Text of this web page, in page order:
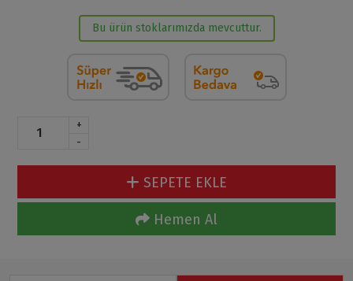
Bu ürün stoklarımızda mevcuttur.
+
-
SEPETE EKLE
Hemen Al